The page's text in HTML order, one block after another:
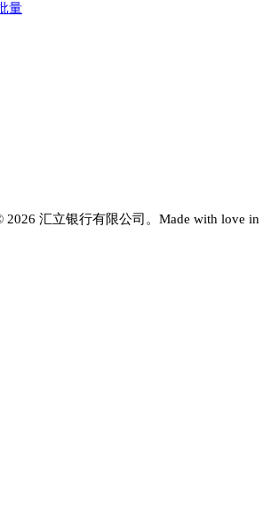
量
汇立银行有限公司。Made with love in